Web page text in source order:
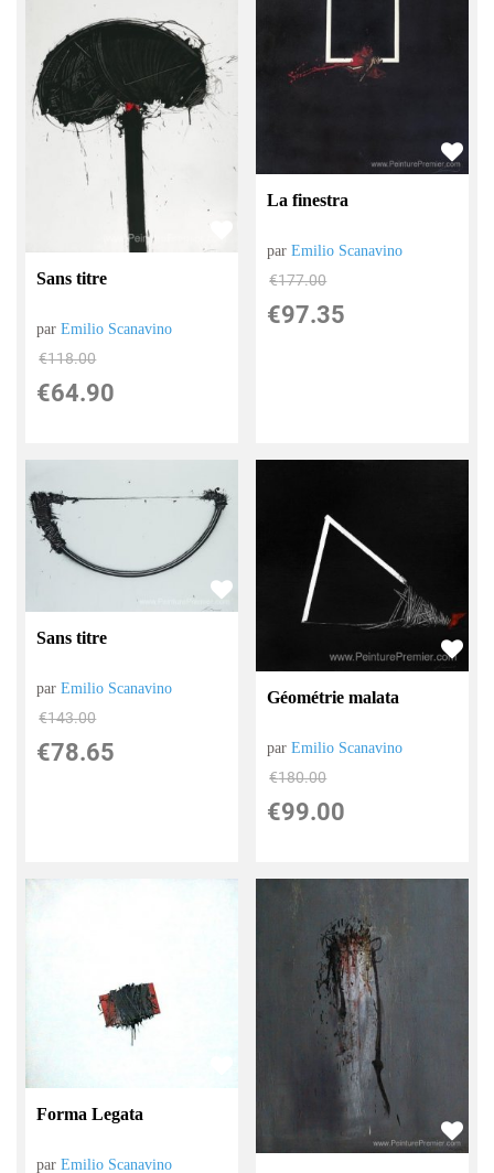
Sans titre
parEmilio Scanavino
€118.00
€64.90
La finestra
parEmilio Scanavino
€177.00
€97.35
Sans titre
parEmilio Scanavino
€143.00
€78.65
Géométrie malata
parEmilio Scanavino
€180.00
€99.00
Forma Legata
parEmilio Scanavino